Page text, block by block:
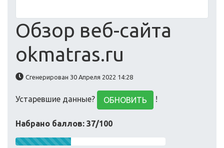
Обзор веб-сайта
okmatras.ru
Сгенерирован 30 Апреля 2022 14:28
Устаревшие данные? ОБНОВИТЬ !
Набрано баллов: 37/100